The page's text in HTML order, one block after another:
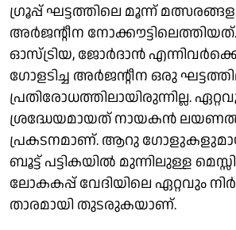
ഗ്രൂപ്പ് ഘട്ടത്തിലെ മൂന്ന്
അർജന്റീന
ഓസ്ട്രിയ, ജോർദാൻ
ഗോളടിച്ച അർജന്റീന ഒരു
പ്രതിരോധത്തിലായിരുന്നില്ല.
ശ്രദ്ധേയമായത് നായകൻ ലയണൽ
പ്രകടനമാണ്. ആറു
ബൂട്ട് പട്ടികയിൽ മുന്നിലുള്ള
ലോകകപ്പ് വേദിയിലെ ഏറ്റവും
താരമായി തുടരുകയാണ്.